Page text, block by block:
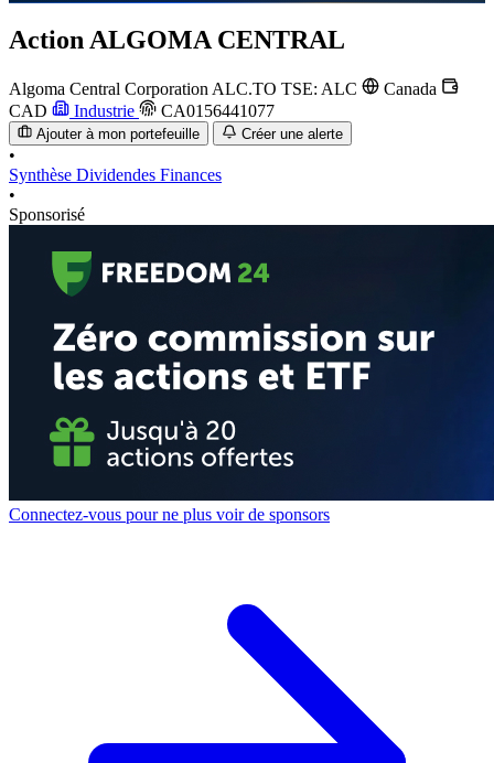
Action ALGOMA CENTRAL
Algoma Central Corporation ALC.TO TSE: ALC
Canada
CAD
Industrie CA0156441077
Ajouter à mon portefeuille Créer une alerte
•
Synthèse Dividendes Finances
•
Sponsorisé
Connectez-vous pour ne plus voir de sponsors